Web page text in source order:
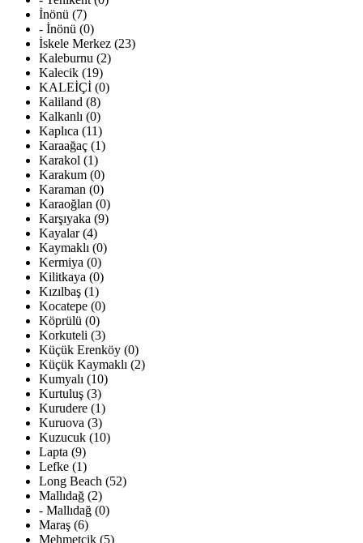
İnönü (7)
- İnönü (0)
İskele Merkez (23)
Kaleburnu (2)
Kalecik (19)
KALEİÇİ (0)
Kaliland (8)
Kalkanlı (0)
Kaplıca (11)
Karaağaç (1)
Karakol (1)
Karakum (0)
Karaman (0)
Karaoğlan (0)
Karşıyaka (9)
Kayalar (4)
Kaymaklı (0)
Kermiya (0)
Kilitkaya (0)
Kızılbaş (1)
Kocatepe (0)
Köprülü (0)
Korkuteli (3)
Küçük Erenköy (0)
Küçük Kaymaklı (2)
Kumyalı (10)
Kurtuluş (3)
Kurudere (1)
Kuruova (3)
Kuzucuk (10)
Lapta (9)
Lefke (1)
Long Beach (52)
Mallıdağ (2)
- Mallıdağ (0)
Maraş (6)
Mehmetçik (5)